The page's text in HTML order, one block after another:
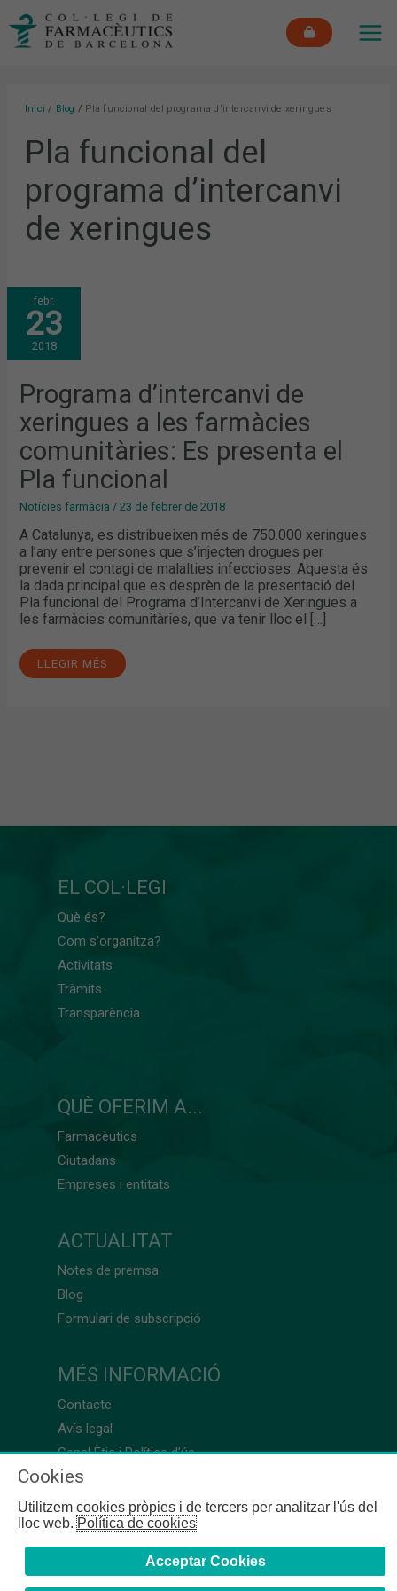
Inici Blog Pla funcional del programa d’intercanvi de xeringues
Pla funcional del
programa d’intercanvi
de xeringues
febr.
23
2018
Programa d’intercanvi de
xeringues a les farmàcies
comunitàries: Es presenta el
Pla funcional
Notícies farmàcia /23 de febrer de 2018
A Catalunya, es distribueixen més de 750.000 xeringues
a l’any entre persones que s’injecten drogues per
prevenir el contagi de malalties infeccioses. Aquesta és
la dada principal que es desprèn de la presentació del
Pla funcional del Programa d’Intercanvi de Xeringues a
les farmàcies comunitàries, que va tenir lloc el […]
PROGRAMA
D’INTERCANVI
DE
XERINGUES
A
LES
FARMÀCIES
PRESENTA
EL
PLA
FUNCIONAL
LLEGIR MÉS
EL COL·LEGI
Què és?
Com s'organitza?
Activitats
Tràmits
Transparència
QUÈ OFERIM A...
Farmacèutics
Ciutadans
Empreses i entitats
ACTUALITAT
Notes de premsa
Blog
Formulari de subscripció
MÉS INFORMACIÓ
Contacte
Avís legal
Canal Ètic i Política d’ús
Cookies
Utilitzem cookies pròpies i de tercers per analitzar l'ús del
lloc web.Política de cookies
Acceptar Cookies